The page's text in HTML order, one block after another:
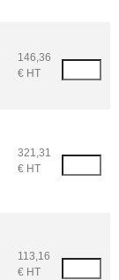
146,36
€ HT
321,31
€ HT
113,16
€ HT